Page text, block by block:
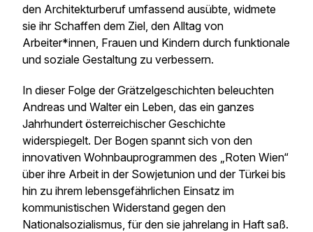
den Architekturberuf umfassend ausübte, widmete
sie ihr Schaffen dem Ziel, den Alltag von
Arbeiter*innen, Frauen und Kindern durch funktionale
und soziale Gestaltung zu verbessern.
In dieser Folge der Grätzelgeschichten beleuchten
Andreas und Walter ein Leben, das ein ganzes
Jahrhundert österreichischer Geschichte
widerspiegelt. Der Bogen spannt sich von den
innovativen Wohnbauprogrammen des „Roten Wien“
über ihre Arbeit in der Sowjetunion und der Türkei bis
hin zu ihrem lebensgefährlichen Einsatz im
kommunistischen Widerstand gegen den
Nationalsozialismus, für den sie jahrelang in Haft saß.